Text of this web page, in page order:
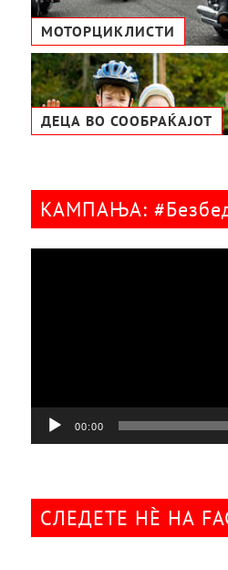
МОТОРЦИКЛИСТИ
ДЕЦА ВО СООБРАЌАЈОТ
КАМПАЊА:
00:00
СЛЕДЕТЕ НÈ НА